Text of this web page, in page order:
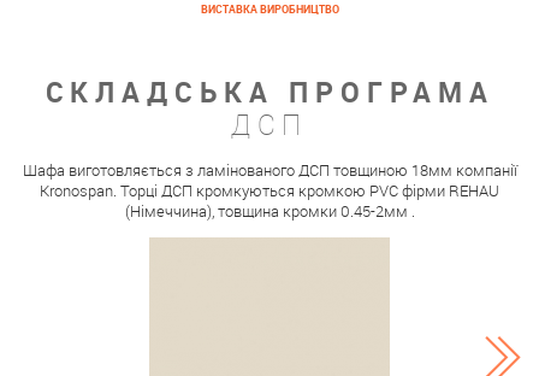
ВИСТАВКА ВИРОБНИЦТВО
СКЛАДСЬКА ПРОГРАМА
ДСП
Шафа виготовляється з ламінованого ДСП товщиною 18мм компанії
Kronospan. Торці ДСП кромкуються кромкою PVC фірми REHAU
(Німеччина), товщина кромки 0.45-2мм .